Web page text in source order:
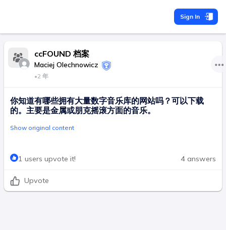
Sign In
ccFOUND 档案
Maciej Olechnowicz
•2 年
你知道有哪些拥有大量数字音乐库的网站吗？可以下载
的。主要是金属或朋克摇滚方面的音乐。
Show original content
1 users upvote it! 4 answers
Upvote